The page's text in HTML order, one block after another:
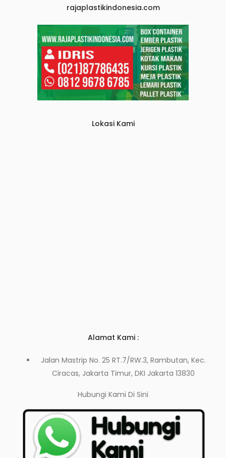
rajaplastikindonesia.com
Lokasi Kami
Alamat Kami :
Jalan Mastrip No. 25 RT.7/RW.3, Rambutan, Kec.
Ciracas, Jakarta Timur, DKI Jakarta 13830
Hubungi Kami Di Sini